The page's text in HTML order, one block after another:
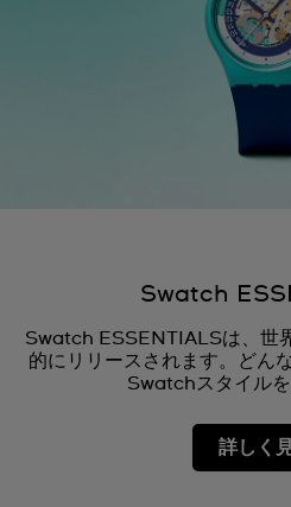
Swatch
Swatch ESSENTIALSは、世
的にリリースされます。どん
Swatchスタイルを
詳しく